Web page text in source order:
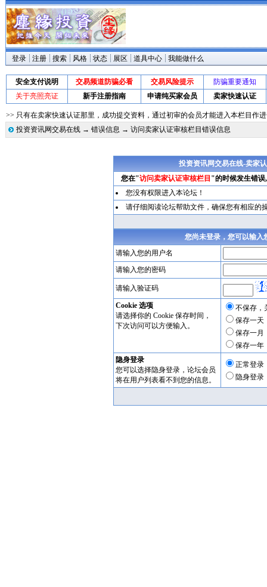
登录 注册 搜索 风格 状态 展区 道具中心 我能做什么
安全支付说明 交易频道防骗必看 交易风险提示
防骗重要通知
关于亮照亮证
新手注册指南 申请纯买家会员 卖家快速认证
>> 只有在卖家快速认证那里，成功提交资料，通过初审的会员才能进入本栏目作
投资资讯网交易在线→ 错误信息 → 访问卖家认证审核栏目错误信息
投资资讯网交易在线-卖家
您在"访问卖家认证审核栏目 "的时候发生错误
您没有权限进入本论坛！
请仔细阅读论坛帮助文件，确保您有相应的
您尚未登录，您可以输入
请输入您的用户名
请输入您的密码
请输入验证码
Cookie 选项
请选择你的 Cookie 保存时间，
下次访问可以方便输入。
不保存，
保存一天
保存一月
保存一年
隐身登录
您可以选择隐身登录，论坛会员
将在用户列表看不到您的信息。
正常登录
隐身登录